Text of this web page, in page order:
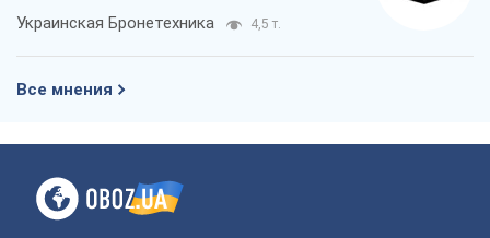
Украинская Бронетехника 4,5 т.
Все мнения